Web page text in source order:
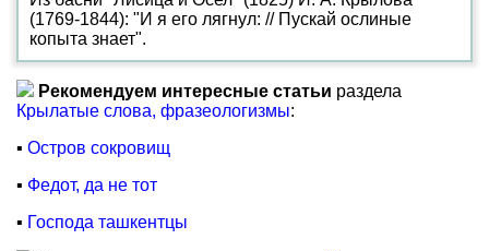
(1769-1844): "И я его лягнул: // Пускай ослиные
копыта знает".
Рекомендуем интересные статьи раздела
Крылатые слова, фразеологизмы:
▪ Остров сокровищ
▪ Федот, да не тот
▪ Господа ташкентцы